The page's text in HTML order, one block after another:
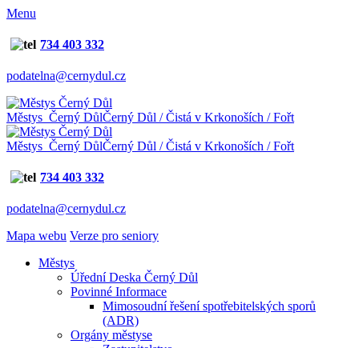
Menu
734 403 332
podatelna@cernydul.cz
Městys Černý DůlČerný Důl / Čistá v Krkonoších / Fořt
Městys Černý DůlČerný Důl / Čistá v Krkonoších / Fořt
734 403 332
podatelna@cernydul.cz
Mapa webu Verze pro seniory
Městys
Úřední Deska Černý Důl
Povinné Informace
Mimosoudní řešení spotřebitelských sporů
(ADR)
Orgány městyse